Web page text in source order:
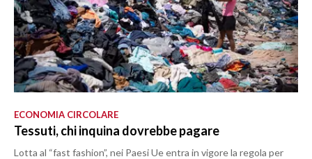
ECONOMIA CIRCOLARE
Tessuti, chi inquina dovrebbe pagare
Lotta al “fast fashion”, nei Paesi Ue entra in vigore la regola per